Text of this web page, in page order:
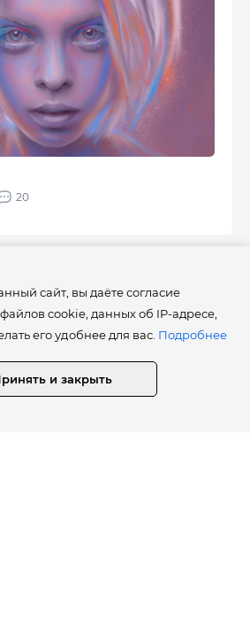
20
9 июня 2020
сайт, вы даёте согласие
cookie, данных об IP-адресе,
его удобнее для вас. Подробнее
и закрыть